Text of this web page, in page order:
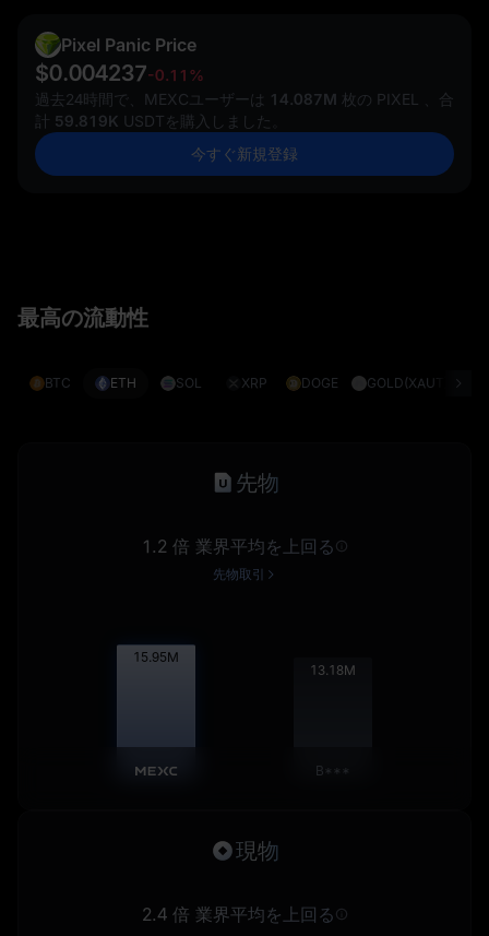
Pixel Panic Price
$0.004237-0.11%
過去24時間で、MEXCユーザーは 14.087M 枚の PIXEL 、合
計 59.819K USDTを購入しました。
今すぐ新規登録
最高の流動性
BTC ETH SOL XRP DOGE GOLD(XAUT)
先物
1.2 倍 業界平均を上回る
先物取引
15.97M
13.20M
B***
現物
2.4 倍 業界平均を上回る